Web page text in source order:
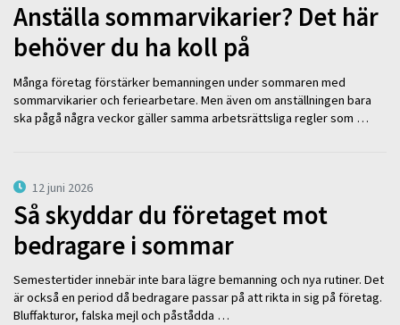
Anställa sommarvikarier? Det här
behöver du ha koll på
Många företag förstärker bemanningen under sommaren med
sommarvikarier och feriearbetare. Men även om anställningen bara
ska pågå några veckor gäller samma arbetsrättsliga regler som …
12 juni 2026
Så skyddar du företaget mot
bedragare i sommar
Semestertider innebär inte bara lägre bemanning och nya rutiner. Det
är också en period då bedragare passar på att rikta in sig på företag.
Bluffakturor, falska mejl och påstådda …